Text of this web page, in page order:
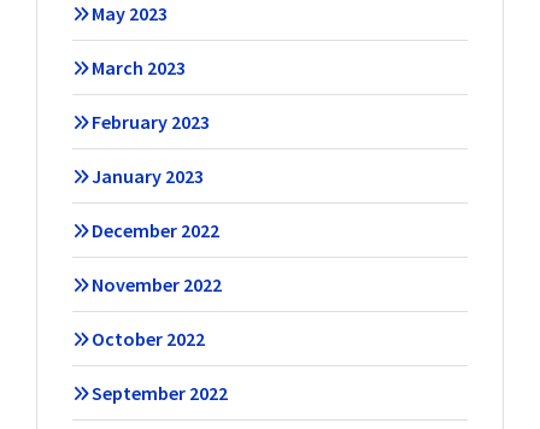
May 2023
March 2023
February 2023
January 2023
December 2022
November 2022
October 2022
September 2022